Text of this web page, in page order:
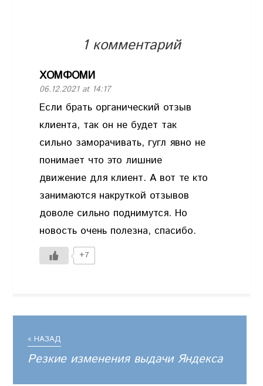
1 комментарий
ХОМФОМИ
06.12.2021 at 14:17
Если брать органический отзыв
клиента, так он не будет так
сильно заморачивать, гугл явно не
понимает что это лишние
движение для клиент. А вот те кто
занимаются накруткой отзывов
доволе сильно поднимутся. Но
новость очень полезна, спасибо.
+7
« НАЗАД
Резкие изменения выдачи Яндекса